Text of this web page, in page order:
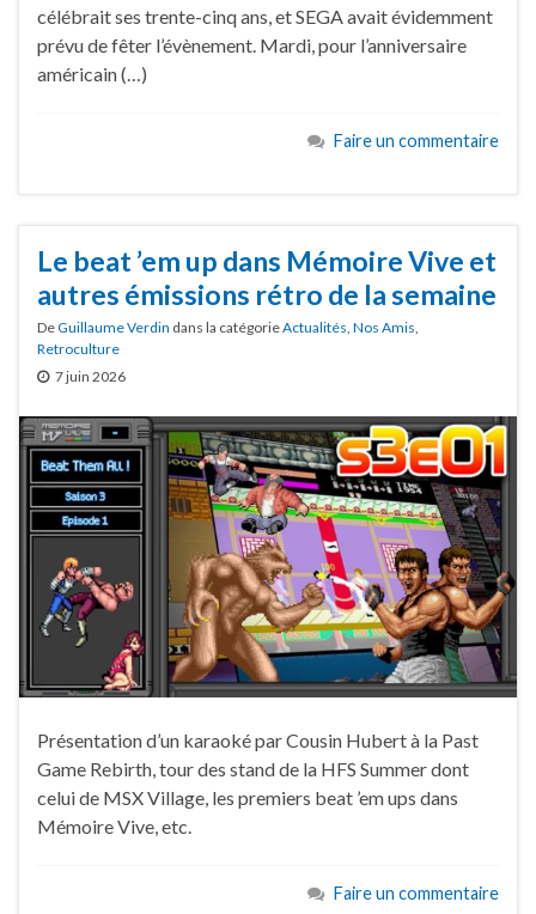
célébrait ses trente-cinq ans, et SEGA avait évidemment
prévu de fêter l’évènement. Mardi, pour l’anniversaire
américain (…)
Faire un commentaire
Le beat ’em up dans Mémoire Vive et
autres émissions rétro de la semaine
DeGuillaume Verdin dans la catégorieActualités, Nos Amis,
Retroculture
7 juin 2026
Présentation d’un karaoké par Cousin Hubert à la Past
Game Rebirth, tour des stand de la HFS Summer dont
celui de MSX Village, les premiers beat ’em ups dans
Mémoire Vive, etc.
Faire un commentaire